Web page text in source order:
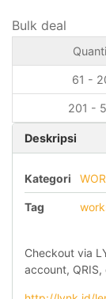
PREMIUM
PRINTABLE
Bulk deal
61 -
201 -
Deskripsi
Kategori
Tag
Checkout via
account,